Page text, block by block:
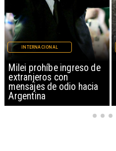
Milei prohíbe ingreso de
extranjeros con
mensajes de odio hacia
Argentina
INTERNACIONAL